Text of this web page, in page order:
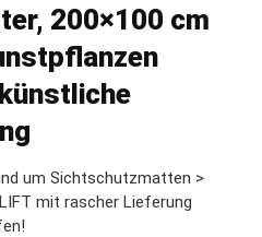
200×100 cm
um Sichtschutzmatten >
mit rascher Lieferung